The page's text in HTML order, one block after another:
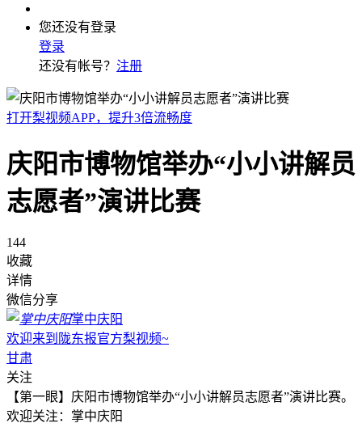
您还没有登录
登录
还没有帐号？ 注册
打开梨视频APP，提升3倍流畅度
庆阳市博物馆举办“小小讲解员
志愿者”演讲比赛
144
收藏
详情
微信分享
掌中庆阳
欢迎来到陇东报官方梨视频~
甘肃
关注
【第一眼】庆阳市博物馆举办“小小讲解员志愿者”演讲比赛。
欢迎关注：掌中庆阳